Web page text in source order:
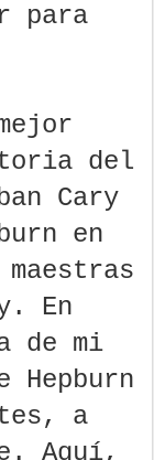
para
del
Cary
en
En
de mi
a
Aquí,